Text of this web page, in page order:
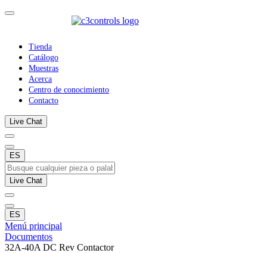
Tienda
Catálogo
Muestras
Acerca
Centro de conocimiento
Contacto
Live Chat
ES
Live Chat
ES
Menú principal
Documentos
32A-40A DC Rev Contactor